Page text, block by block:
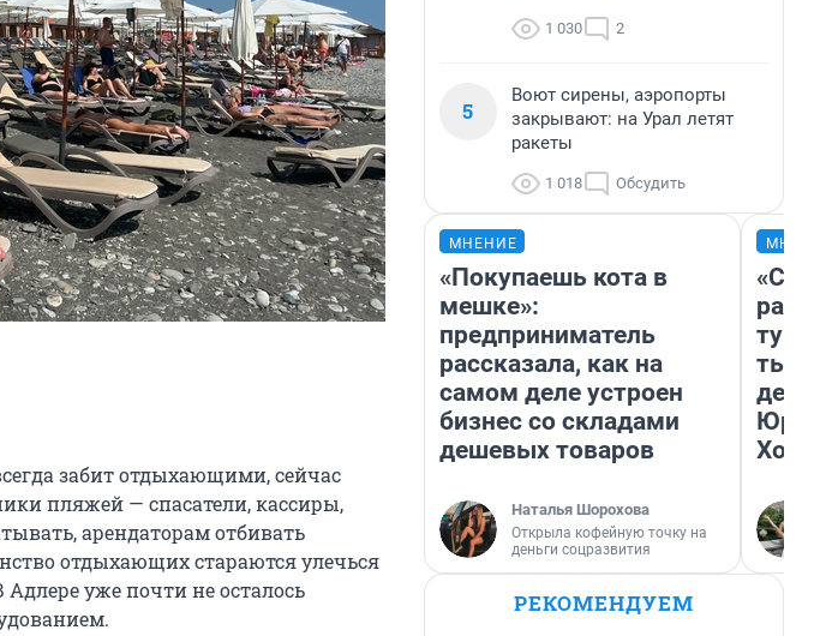
забит отдыхающими, сейчас
пляжей — спасатели, кассиры,
арендаторам отбивать
отдыхающих стараются улечься
уже почти не осталось
1 030 2
5
Воют сирены, аэропорты
закрывают: на Урал летят
ракеты
1 018 Обсудить
МНЕНИЕ
«Покупаешь кота в
мешке»:
предприниматель
рассказала, как на
самом деле устроен
бизнес со складами
дешевых товаров
Наталья Шорохова
Открыла кофейную точку на
деньги соцразвития
день
РЕКОМЕНДУЕМ